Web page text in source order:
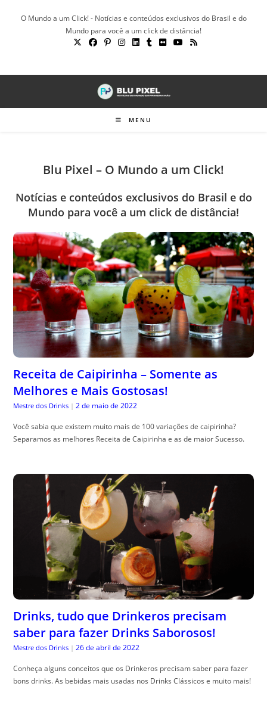
O Mundo a um Click! - Notícias e conteúdos exclusivos do Brasil e do
Mundo para você a um click de distância!
MENU
Blu Pixel – O Mundo a um Click!
Notícias e conteúdos exclusivos do Brasil e do
Mundo para você a um click de distância!
Receita de Caipirinha – Somente as
Melhores e Mais Gostosas!
Mestre dos Drinks | 2 de maio de 2022
Você sabia que existem muito mais de 100 variações de caipirinha?
Separamos as melhores Receita de Caipirinha e as de maior Sucesso.
Drinks, tudo que Drinkeros precisam
saber para fazer Drinks Saborosos!
Mestre dos Drinks | 26 de abril de 2022
Conheça alguns conceitos que os Drinkeros precisam saber para fazer
bons drinks. As bebidas mais usadas nos Drinks Clássicos e muito mais!